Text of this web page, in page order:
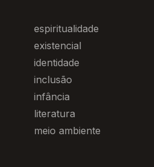
espiritualidade
existencial
identidade
inclusão
infância
literatura
meio ambiente